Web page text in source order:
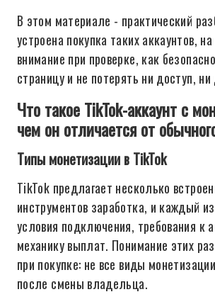
В этом материале - практический
устроена покупка таких аккаунтов,
внимание при проверке, как
страницу и не потерять ни доступ,
Что такое TikTok-аккаунт с
чем он отличается от
Типы монетизации в TikTok
TikTok предлагает несколько
инструментов заработка, и каждый
условия подключения, требования к
механику выплат. Понимание этих
при покупке: не все виды
после смены владельца.